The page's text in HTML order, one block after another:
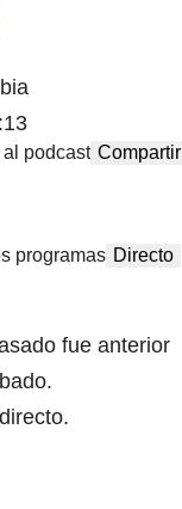
al podcast Compartir
programas Directo
fue anterior